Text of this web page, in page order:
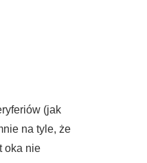
(jak
na tyle, że
oka nie